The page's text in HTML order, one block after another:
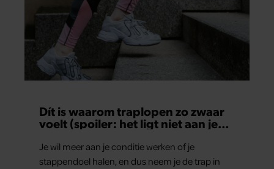
Dít is waarom traplopen zo zwaar
voelt (spoiler: het ligt niet aan je
Je wil meer aan je conditie werken of je
stappendoel halen, en dus neem je de trap in